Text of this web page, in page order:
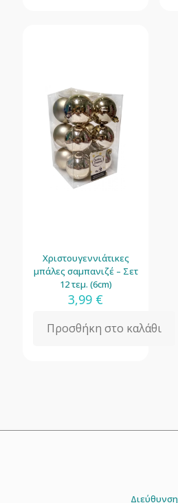
Χριστουγεννιάτικες
μπάλες σαμπανιζέ – Σετ
12 τεμ. (6cm)
3,99 €
Προσθήκη στο καλάθι
Διεύθυνση